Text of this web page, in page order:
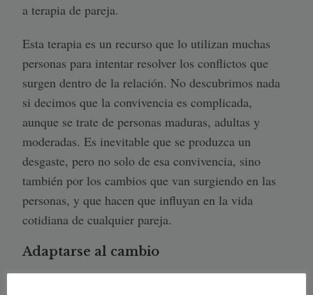
a terapia de pareja.
Esta terapia es un recurso que lo utilizan muchas
personas para intentar resolver los conflictos que
surgen dentro de la relación. No descubrimos nada
si decimos que la convivencia es complicada,
aunque se trate de personas maduras, adultas y
moderadas. Es inevitable que se produzca un
desgaste, pero no solo de esa convivencia, sino
también por los cambios que van surgiendo en las
personas, y que hacen que influyan en la vida
cotidiana de cualquier pareja.
Adaptarse al cambio